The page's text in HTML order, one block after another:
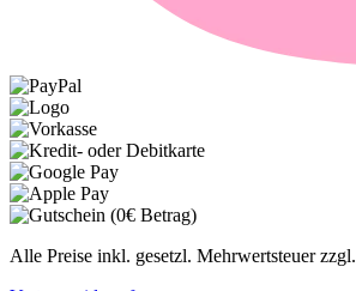
Alle Preise inkl. gesetzl. Mehrwertsteuer zzgl.